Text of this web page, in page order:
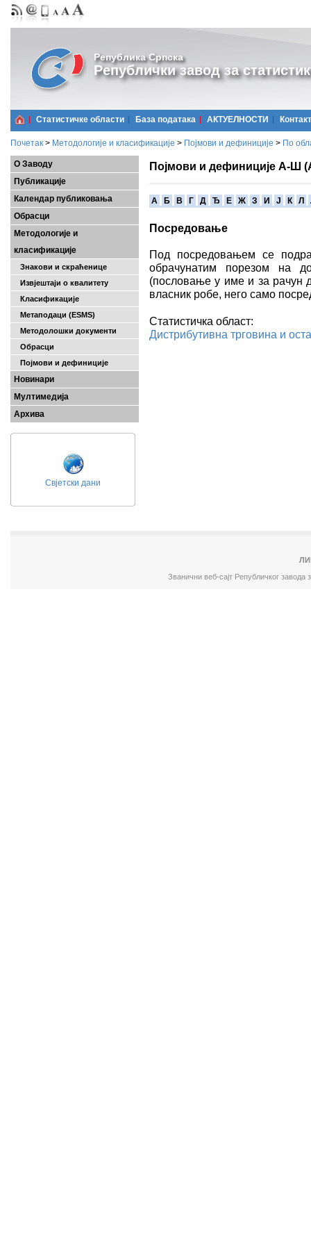
Република Српска
Републички завод за
Статистичке области Базa података АКТУЕЛНОСТИ Контакт
Почетак > Методологије и класификације > Појмови и дефиниције > По
О Заводу
Публикације
Календар публиковања
Обрасци
Методологије и
класификације
Знакови и скраћенице
Извјештаји о квалитету
Класификације
Метаподаци (ESMS)
Методолошки документи
Обрасци
Појмови и дефиниције
Новинари
Мултимедија
Архива
Свјетски дани
Појмови и дефиниције А-Ш
A Б В Г Д Ђ Е Ж З И Ј К Л
Посредовање
Под посредовањем се
обрачунатим порезом на
(пословање у име и за рачун
власник робе, него само
Статистичка област:
Дистрибутивна трговина и
Званични веб-сајт Републичког